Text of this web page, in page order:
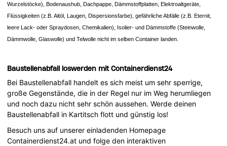
Wurzelstöcke), Bodenaushub, Dachpappe, Dämmstoffplatten, Elektroaltgeräte,
Flüssigkeiten (z.B. Altöl, Laugen, Dispersionsfarbe), gefährliche Abfälle (z.B. Eternit,
leere Lack- oder Spraydosen, Chemikalien), Isolier- und Dämmstoffe (Steinwolle,
Dämmwolle, Glaswolle) und Telwolle nicht im selben Container landen.
Baustellenabfall loswerden mit Containerdienst24
Bei Baustellenabfall handelt es sich meist um sehr sperrige,
große Gegenstände, die in der Regel nur im Weg herumliegen
und noch dazu nicht sehr schön aussehen. Werde deinen
Baustellenabfall in Kartitsch flott und günstig los!
Besuch uns auf unserer einladenden Homepage
Containerdienst24.at und folge den interaktiven